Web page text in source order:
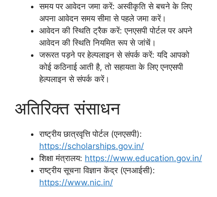
समय पर आवेदन जमा करें: अस्वीकृति से बचने के लिए
अपना आवेदन समय सीमा से पहले जमा करें।
आवेदन की स्थिति ट्रैक करें: एनएसपी पोर्टल पर अपने
आवेदन की स्थिति नियमित रूप से जांचें।
जरूरत पड़ने पर हेल्पलाइन से संपर्क करें: यदि आपको
कोई कठिनाई आती है, तो सहायता के लिए एनएसपी
हेल्पलाइन से संपर्क करें।
अतिरिक्त संसाधन
राष्ट्रीय छात्रवृत्ति पोर्टल (एनएसपी):
https://scholarships.gov.in/
शिक्षा मंत्रालय: https://www.education.gov.in/
राष्ट्रीय सूचना विज्ञान केंद्र (एनआईसी):
https://www.nic.in/